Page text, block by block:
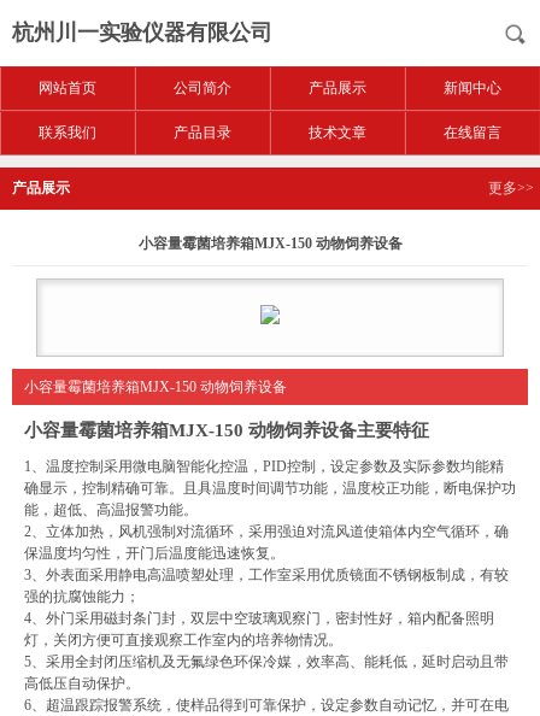
杭州川一实验仪器有限公司
网站首页 公司简介 产品展示 新闻中心
联系我们 产品目录 技术文章 在线留言
产品展示 更多>>
小容量霉菌培养箱MJX-150 动物饲养设备
小容量霉菌培养箱MJX-150 动物饲养设备
小容量霉菌培养箱MJX-150 动物饲养设备主要特征
1 、温度控制采用微电脑智能化控温， PID控制，设定参数及实际参数均能精
确显示，控制精确可靠。且具温度时间调节功能，温度校正功能，断电保护功
能，超低、高温报警功能。
2 、立体加热，风机强制对流循环，采用强迫对流风道使箱体内空气循环，确
保温度均匀性，开门后温度能迅速恢复。
3 、外表面采用静电高温喷塑处理，工作室采用优质镜面不锈钢板制成，有较
强的抗腐蚀能力；
4 、外门采用磁封条门封，双层中空玻璃观察门，密封性好，箱内配备照明
灯 ， 关闭方便可直接观察工作室内的培养物情况。
5 、采用全封闭压缩机及无氟绿色环保冷媒，效率高、能耗低，延时启动且带
高低压自动保护。
6 、超温跟踪报警系统，使样品得到可靠保护，设定参数自动记忆，并可在电